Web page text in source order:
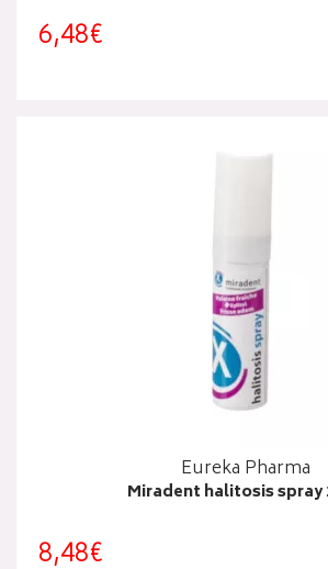
6,48€
Eureka Pharma
Miradent halitosis spray
8,48€